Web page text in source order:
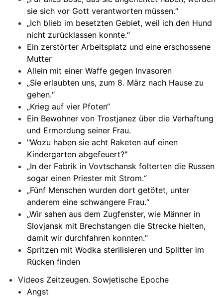
sie sich vor Gott verantworten müssen.“
„Ich blieb im besetzten Gebiet, weil ich den Hund
nicht zurücklassen konnte.“
Ein zerstörter Arbeitsplatz und eine erschossene
Mutter
Allein mit einer Waffe gegen Invasoren
„Sie erlaubten uns, zum 8. März nach Hause zu
gehen.“
„Krieg auf vier Pfoten“
Ein Bewohner von Trostjanez über die Verhaftung
und Ermordung seiner Frau.
"Wozu haben sie acht Raketen auf einen
Kindergarten abgefeuert?"
„In der Fabrik in Vovtschansk folterten die Russen
sogar einen Priester mit Strom.“
„Fünf Menschen wurden dort getötet, unter
anderem eine schwangere Frau.“
„Wir sahen aus dem Zugfenster, wie Männer in
Slovjansk mit Brechstangen die Strecke hielten,
damit wir durchfahren konnten.“
Spritzen mit Wodka sterilisieren und Splitter im
Rücken finden
Videos Zeitzeugen. Sowjetische Epoche
Angst